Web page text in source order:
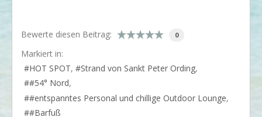
Bewerte diesen Beitrag: 0
Markiert in:
HOT SPOT
Strand von Sankt Peter Ording
#54° Nord
#entspanntes Personal und chillige Outdoor Lounge
#Barfuß